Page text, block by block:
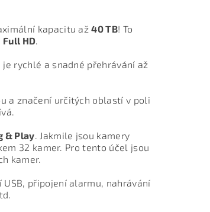
kapacitu až40 TB! To
Full HD.
rychlé a snadné přehrávání až
a značení určitých oblastí v poli
& Play. Jakmile jsou kamery
32 kamer. Pro tento účel jsou
kamer.
připojení alarmu, nahrávání